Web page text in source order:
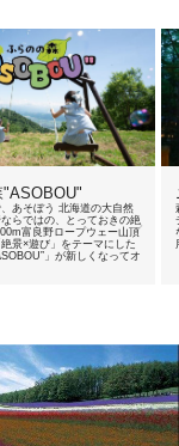
あそぼう 北海道の大自然
らではの、とっておきの絶
富良野ロープウェー山頂
景×遊び」をテーマにした
」が新しくなってオ